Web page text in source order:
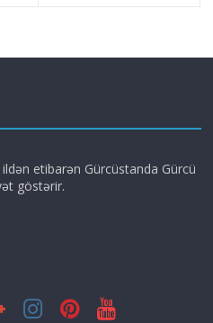
etibarən Gürcüstanda Gürcü
göstərir.